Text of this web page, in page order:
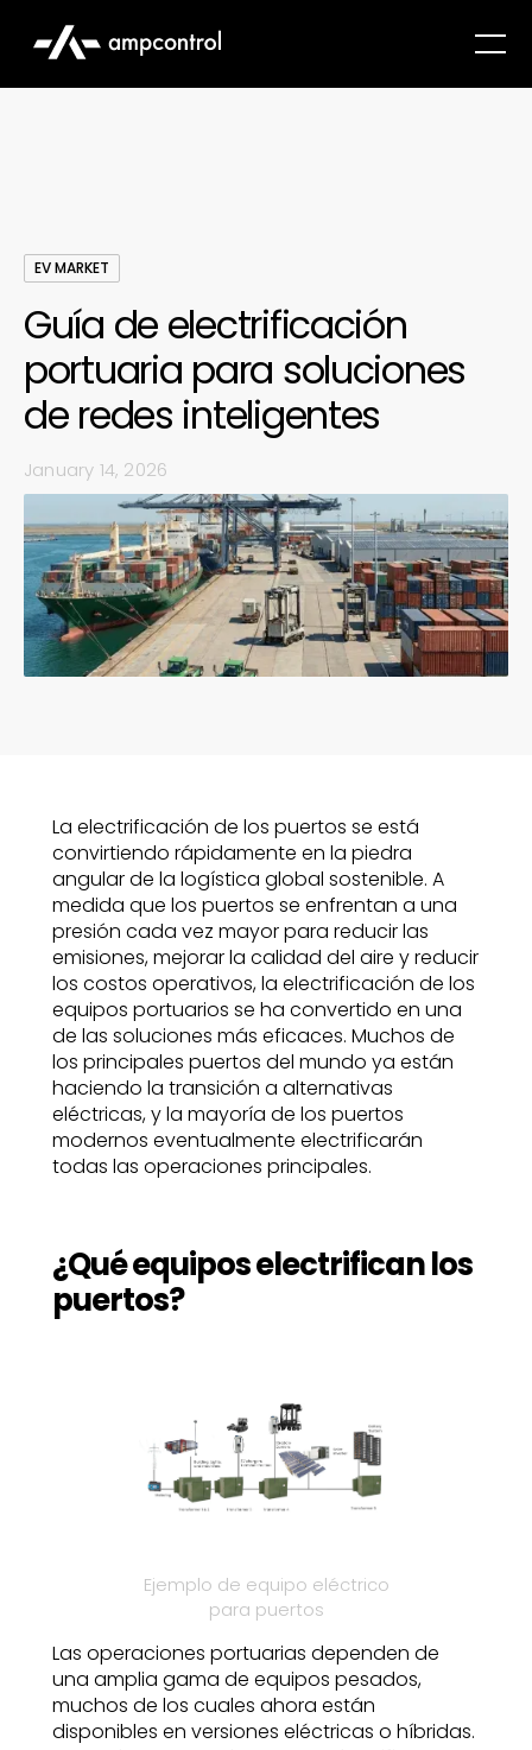
EV MARKET
Guía de electrificación
portuaria para soluciones
de redes inteligentes
January 14, 2026
La electrificación de los puertos se está
convirtiendo rápidamente en la piedra
angular de la logística global sostenible. A
medida que los puertos se enfrentan a una
presión cada vez mayor para reducir las
emisiones, mejorar la calidad del aire y reducir
los costos operativos, la electrificación de los
equipos portuarios se ha convertido en una
de las soluciones más eficaces. Muchos de
los principales puertos del mundo ya están
haciendo la transición a alternativas
eléctricas, y la mayoría de los puertos
modernos eventualmente electrificarán
todas las operaciones principales.
¿Qué equipos electrifican los
puertos?
Ejemplo de equipo eléctrico
para puertos
Las operaciones portuarias dependen de
una amplia gama de equipos pesados,
muchos de los cuales ahora están
disponibles en versiones eléctricas o híbridas.